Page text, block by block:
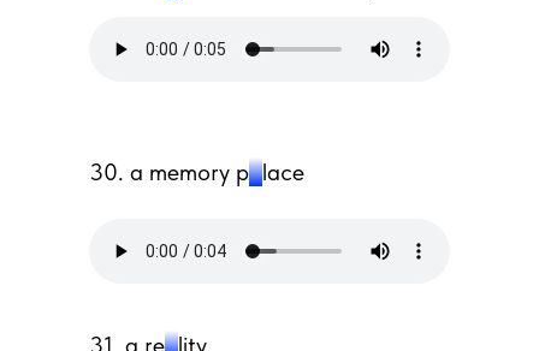
30. a memory palace
31. a reality